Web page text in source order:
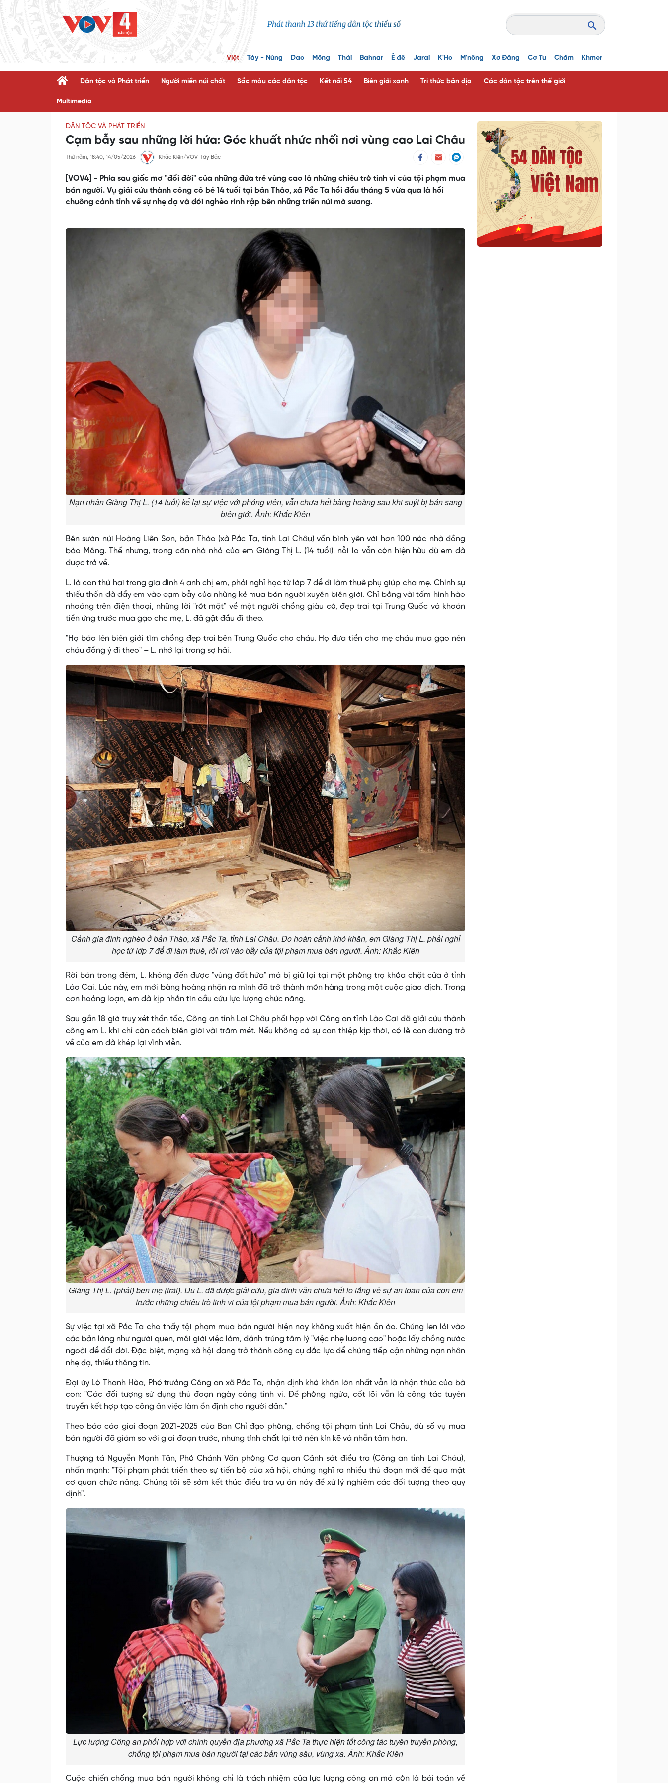
Việt Tày - Nùng Dao Mông Thái Bahnar Ê đê Jarai K'Ho M'nông Xơ Đăng Cơ Tu Chăm Khmer
Dân tộc và Phát triển Người miền núi chất Sắc màu các dân tộc Kết nối 54 Biên giới xanh Tri thức bản địa Các dân tộc trên thế giới
Multimedia
DÂN TỘC VÀ PHÁT TRIỂN
Cạm bẫy sau những lời hứa: Góc khuất nhức nhối nơi vùng cao Lai Châu
Thứ năm, 18:40, 14/05/2026 Khắc Kiên/VOV-Tây Bắc
[VOV4] - Phía sau giấc mơ "đổi đời" của những đứa trẻ vùng cao là những chiêu trò tinh vi của tội phạm mua
bán người. Vụ giải cứu thành công cô bé 14 tuổi tại bản Thào, xã Pắc Ta hồi đầu tháng 5 vừa qua là hồi
chuông cảnh tỉnh về sự nhẹ dạ và đói nghèo rình rập bên những triền núi mờ sương.
Nạn nhân Giàng Thị L. (14 tuổi) kể lại sự việc với phóng viên, vẫn chưa hết bàng hoàng sau khi suýt bị bán sang
biên giới. Ảnh: Khắc Kiên
Bên sườn núi Hoàng Liên Sơn, bản Thào (xã Pắc Ta, tỉnh Lai Châu) vốn bình yên với hơn 100 nóc nhà đồng
bào Mông. Thế nhưng, trong căn nhà nhỏ của em Giàng Thị L. (14 tuổi), nỗi lo vẫn còn hiện hữu dù em đã
được trở về.
L. là con thứ hai trong gia đình 4 anh chị em, phải nghỉ học từ lớp 7 để đi làm thuê phụ giúp cha mẹ. Chính sự
thiếu thốn đã đẩy em vào cạm bẫy của những kẻ mua bán người xuyên biên giới. Chỉ bằng vài tấm hình hào
nhoáng trên điện thoại, những lời "rót mật" về một người chồng giàu có, đẹp trai tại Trung Quốc và khoản
tiền ứng trước mua gạo cho mẹ, L. đã gật đầu đi theo.
"Họ bảo lên biên giới tìm chồng đẹp trai bên Trung Quốc cho cháu. Họ đưa tiền cho mẹ cháu mua gạo nên
cháu đồng ý đi theo" – L. nhớ lại trong sợ hãi.
Cảnh gia đình nghèo ở bản Thào, xã Pắc Ta, tỉnh Lai Châu. Do hoàn cảnh khó khăn, em Giàng Thị L. phải nghỉ
học từ lớp 7 để đi làm thuê, rồi rơi vào bẫy của tội phạm mua bán người. Ảnh: Khắc Kiên
Rời bản trong đêm, L. không đến được "vùng đất hứa" mà bị giữ lại tại một phòng trọ khóa chặt cửa ở tỉnh
Lào Cai. Lúc này, em mới bàng hoàng nhận ra mình đã trở thành món hàng trong một cuộc giao dịch. Trong
cơn hoảng loạn, em đã kịp nhắn tin cầu cứu lực lượng chức năng.
Sau gần 18 giờ truy xét thần tốc, Công an tỉnh Lai Châu phối hợp với Công an tỉnh Lào Cai đã giải cứu thành
công em L. khi chỉ còn cách biên giới vài trăm mét. Nếu không có sự can thiệp kịp thời, có lẽ con đường trở
về của em đã khép lại vĩnh viễn.
Giàng Thị L. (phải) bên mẹ (trái). Dù L. đã được giải cứu, gia đình vẫn chưa hết lo lắng về sự an toàn của con em
trước những chiêu trò tinh vi của tội phạm mua bán người. Ảnh: Khắc Kiên
Sự việc tại xã Pắc Ta cho thấy tội phạm mua bán người hiện nay không xuất hiện ồn ào. Chúng len lỏi vào
các bản làng như người quen, môi giới việc làm, đánh trúng tâm lý "việc nhẹ lương cao" hoặc lấy chồng nước
ngoài để đổi đời. Đặc biệt, mạng xã hội đang trở thành công cụ đắc lực để chúng tiếp cận những nạn nhân
nhẹ dạ, thiếu thông tin.
Đại úy Lò Thanh Hòa, Phó trưởng Công an xã Pắc Ta, nhận định khó khăn lớn nhất vẫn là nhận thức của bà
con: "Các đối tượng sử dụng thủ đoạn ngày càng tinh vi. Để phòng ngừa, cốt lõi vẫn là công tác tuyên
truyền kết hợp tạo công ăn việc làm ổn định cho người dân."
Theo báo cáo giai đoạn 2021-2025 của Ban Chỉ đạo phòng, chống tội phạm tỉnh Lai Châu, dù số vụ mua
bán người đã giảm so với giai đoạn trước, nhưng tính chất lại trở nên kín kẽ và nhẫn tâm hơn.
Thượng tá Nguyễn Mạnh Tân, Phó Chánh Văn phòng Cơ quan Cảnh sát điều tra (Công an tỉnh Lai Châu),
nhấn mạnh: "Tội phạm phát triển theo sự tiến bộ của xã hội, chúng nghĩ ra nhiều thủ đoạn mới để qua mặt
cơ quan chức năng. Chúng tôi sẽ sớm kết thúc điều tra vụ án này để xử lý nghiêm các đối tượng theo quy
định".
Lực lượng Công an phối hợp với chính quyền địa phương xã Pắc Ta thực hiện tốt công tác tuyên truyền phòng,
chống tội phạm mua bán người tại các bản vùng sâu, vùng xa. Ảnh: Khắc Kiên
Cuộc chiến chống mua bán người không chỉ là trách nhiệm của lực lượng công an mà còn là bài toán về